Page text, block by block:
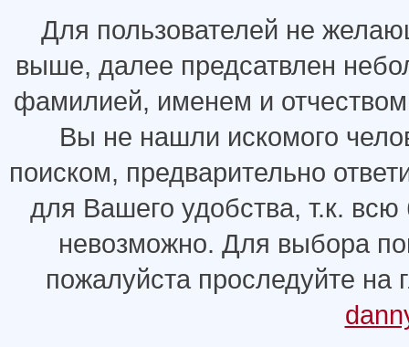
Для пользователей не
выше, далее предсатвлен
фамилией, именем и
Вы не нашли искомого
поиском, предварительно
для Вашего удобства, т.к.
невозможно. Для выбора
пожалуйста проследуйте на